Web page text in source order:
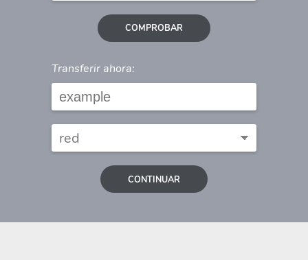
COMPROBAR
Transferir ahora:
CONTINUAR